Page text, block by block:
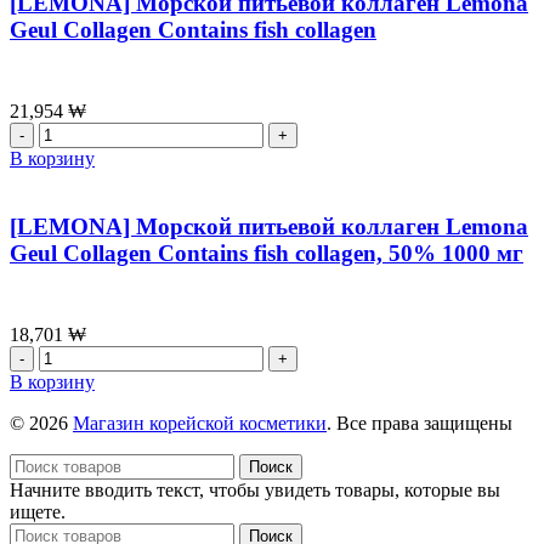
Hacho
Gold
Hacho
100g*2
Geul Collagen Contains fish collagen
21,954 ₩
Количество
товара
[LEMONA]
питьевой
коллаген
Lemona
Contains
fish
collagen
В корзину
[LEMONA] Морской питьевой коллаген Lemona
Geul Collagen Contains fish collagen, 50% 1000 мг
18,701 ₩
Количество
товара
[LEMONA]
Морской
коллаген
Lemona
Geul
Collagen
В корзину
© 2026 Магазин корейской косметики. Все права защищены
Поиск
Начните вводить текст, чтобы увидеть товары, которые вы
ищете.
Поиск